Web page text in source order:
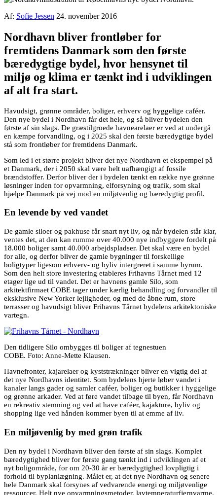
Af: Sofie Jessen 24. november 2016
Nordhavn bliver frontløber for
fremtidens Danmark som den første
bæredygtige bydel, hvor hensynet til
miljø og klima er tænkt ind i udviklingen
af alt fra start.
Havudsigt, grønne områder, boliger, erhverv og hyggelige caféer.
Den nye bydel i Nordhavn får det hele, og så bliver bydelen den
første af sin slags. De græstilgroede havnearelaer er ved at undergå
en kæmpe forvandling, og i 2025 skal den første bæredygtige bydel
stå som frontløber for fremtidens Danmark.
Som led i et større projekt bliver det nye Nordhavn et ekspempel på
et Danmark, der i 2050 skal være helt uafhængigt af fossile
brændstoffer. Derfor bliver der i bydelen tænkt en række nye grønne
løsninger inden for opvarmning, elforsyning og trafik, som skal
hjælpe Danmark på vej mod en miljøvenlig og bæredygtig profil.
En levende by ved vandet
De gamle siloer og pakhuse får snart nyt liv, og når bydelen står klar,
ventes det, at den kan rumme over 40.000 nye indbyggere fordelt på
18.000 boliger samt 40.000 arbejdspladser. Det skal være en bydel
for alle, og derfor bliver de gamle bygninger til forskellige
boligtyper ligesom erhverv- og byliv intergreret i samme byrum.
Som den helt store investering etableres Frihavns Tårnet med 12
etager lige ud til vandet. Det er havnens gamle Silo, som
arkitektfirmaet COBE tager under kærlig behandling og forvandler til
eksklusive New Yorker lejligheder, og med de åbne rum, store
terrasser og havudsigt bliver Frihavns Tårnet bydelens arkitektoniske
vartegn.
Den tidligere Silo ombygges til boliger af tegnestuen
COBE. Foto: Anne-Mette Klausen.
Havnefronter, kajarelaer og kyststrækninger bliver en vigtig del af
det nye Nordhavns identitet. Som bydelens hjerte løber vandet i
kanaler langs gader og samler caféer, boliger og butikker i hyggelige
og grønne arkader. Ved at føre vandet tilbage til byen, får Nordhavn
en rekreativ stemning og ved at have caféer, kajakture, byliv og
shopping lige ved hånden kommer byen til at emme af liv.
En miljøvenlig by med grøn trafik
Den ny bydel i Nordhavn bliver den første af sin slags. Komplet
bæredygtighed bliver for første gang tænkt ind i udviklingen af et
nyt boligområde, for om 20-30 år er bæredygtighed lovpligtig i
forhold til byplanlægning. Målet er, at det nye Nordhavn og senere
hele Danmark skal forsynes af vedvarende energi og miljøvenlige
ressourcer. Helt nye opvarmningsmetoder, lavtemperaturfjernvarme,